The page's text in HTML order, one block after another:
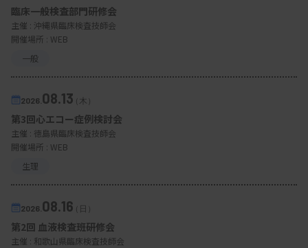
臨床一般検査部門研修会
主催 : 沖縄県臨床検査技師会
開催場所 : WEB
一般
2026. 08.13（木）
第3回心エコー症例検討会
主催 : 徳島県臨床検査技師会
開催場所 : WEB
生理
2026. 08.16（日）
第2回 血液検査班研修会
主催 : 和歌山県臨床検査技師会